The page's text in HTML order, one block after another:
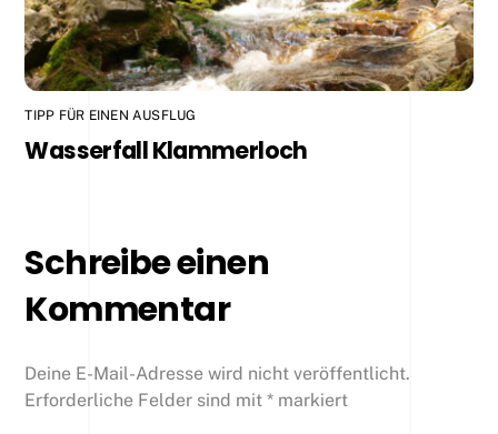
TIPP FÜR EINEN AUSFLUG
Wasserfall Klammerloch
Schreibe einen
Kommentar
Deine E-Mail-Adresse wird nicht veröffentlicht.
Erforderliche Felder sind mit* markiert